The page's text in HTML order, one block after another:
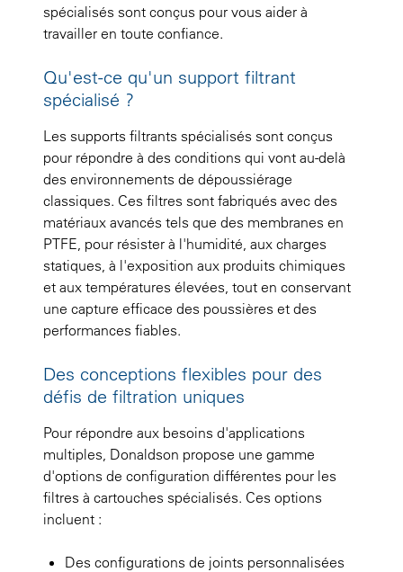
spécialisés sont conçus pour vous aider à
travailler en toute confiance.
Qu'est-ce qu'un support filtrant
spécialisé ?
Les supports filtrants spécialisés sont conçus
pour répondre à des conditions qui vont au-delà
des environnements de dépoussiérage
classiques. Ces filtres sont fabriqués avec des
matériaux avancés tels que des membranes en
PTFE, pour résister à l'humidité, aux charges
statiques, à l'exposition aux produits chimiques
et aux températures élevées, tout en conservant
une capture efficace des poussières et des
performances fiables.
Des conceptions flexibles pour des
défis de filtration uniques
Pour répondre aux besoins d'applications
multiples, Donaldson propose une gamme
d'options de configuration différentes pour les
filtres à cartouches spécialisés. Ces options
incluent :
Des configurations de joints personnalisées